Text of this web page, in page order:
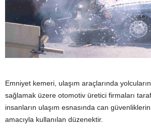
Emniyet kemeri, ulaşım araçlarında
sağlamak üzere otomotiv üretici firmaları
insanların ulaşım esnasında can
amacıyla kullanılan düzenektir.